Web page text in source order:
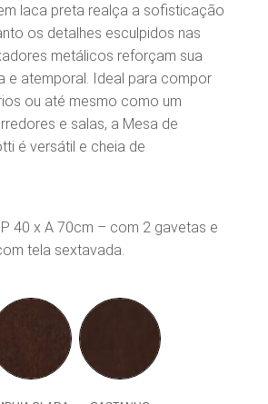
laca preta realça a sofisticação
os detalhes esculpidos nas
metálicos reforçam sua
e atemporal. Ideal para compor
ou até mesmo como um
e salas, a Mesa de
é versátil e cheia de
40 x A 70cm – com 2 gavetas e
tela sextavada.